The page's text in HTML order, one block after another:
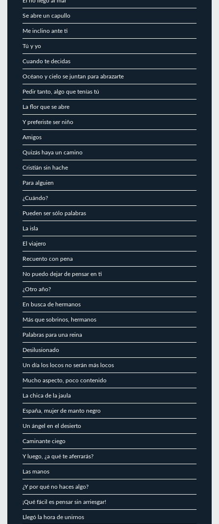
Se abre un capullo
Me inclino ante ti
Tú y yo
Cuando te decidas
Océano y cielo se juntan para abrazarte
Pedir tanto, algo que tenías tú
La flor que se abre
Y preferiste ser niño
Amigos
Quizás haya un camino
Cristián sin hache
Para alguien
¿Cuándo?
Pueden ser sólo palabras
La isla
El viajero
Recuento con pena
No puedo dejar de pensar en ti
¿Otro año?
En busca de hermanos
Más que sobrinos, hermanos
Palabras para una reina
Desilusionado
Un día los locos no serán más locos
Mucho aspecto, poco contenido
La chica de la jaula
España, mujer de manto negro
Un ángel en el desierto
Caminante ciego
Y luego, ¿a qué te aferrarás?
Las manos
¿Y por qué no haces algo?
¡Qué fácil es pensar sin arriesgar!
Llegó la hora de unirnos